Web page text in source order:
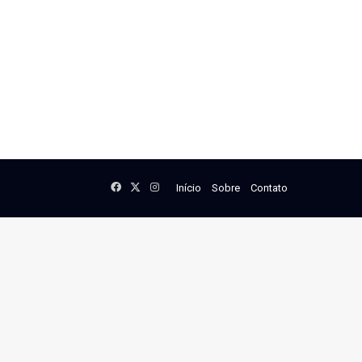
Início Sobre Contato
Facebook
X Instagram